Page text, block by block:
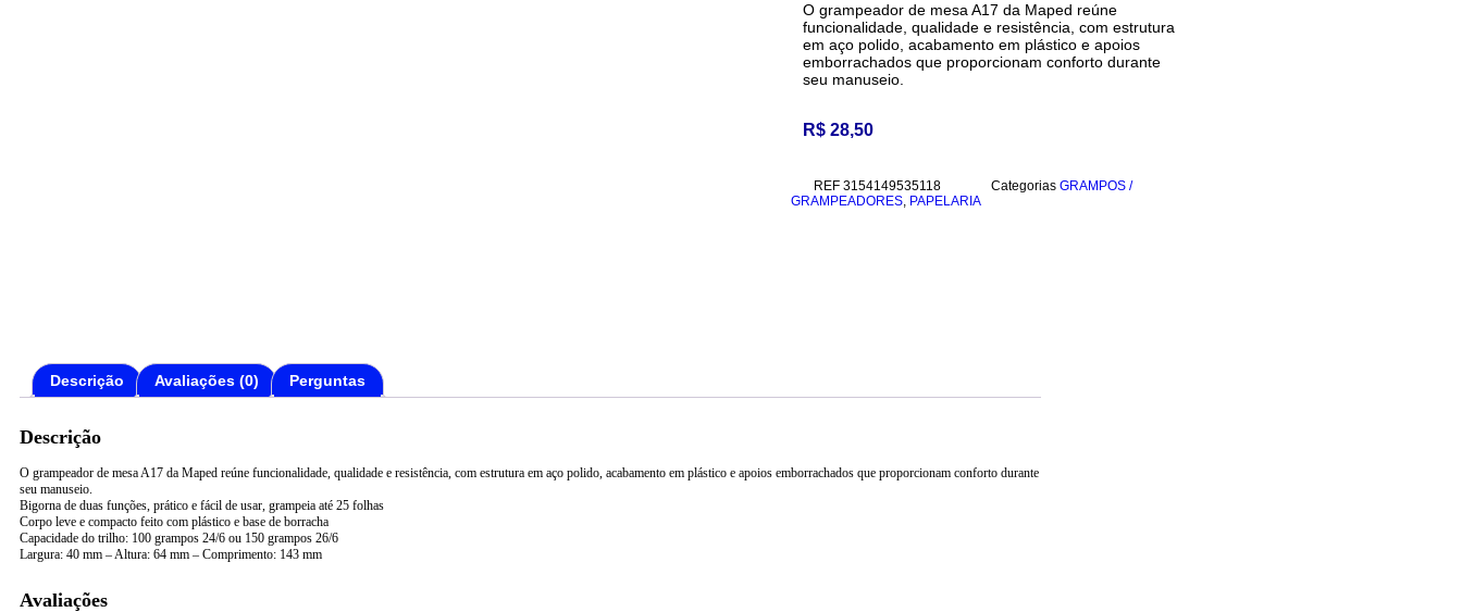
O grampeador de mesa A17 da Maped reúne
funcionalidade, qualidade e resistência, com estrutura
em aço polido, acabamento em plástico e apoios
emborrachados que proporcionam conforto durante
seu manuseio.
R$ 28,50
REF 3154149535118 Categorias GRAMPOS /
GRAMPEADORES, PAPELARIA
Descrição Avaliações (0) Perguntas
Descrição
O grampeador de mesa A17 da Maped reúne funcionalidade, qualidade e resistência, com estrutura em aço polido, acabamento em plástico e apoios emborrachados que proporcionam conforto durante
seu manuseio.
Bigorna de duas funções, prático e fácil de usar, grampeia até 25 folhas
Corpo leve e compacto feito com plástico e base de borracha
Capacidade do trilho: 100 grampos 24/6 ou 150 grampos 26/6
Largura: 40 mm – Altura: 64 mm – Comprimento: 143 mm
Avaliações